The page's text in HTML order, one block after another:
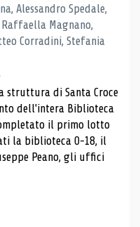
Alessandro Spedale,
Raffaella Magnano,
Corradini, Stefania
di Santa Croce
dell'intera Biblioteca
il primo lotto
la biblioteca 0-18, il
Peano, gli uffici